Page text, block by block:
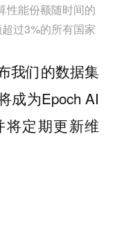
性能份额随时间的
过3%的所有国家
我们的数据集
成为Epoch AI
定期更新维